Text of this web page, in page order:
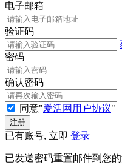
电子邮箱
验证码
密码
确认密码
同意"爱活网用户协议"
已有账号, 立即 登录
已发送密码重置邮件到您